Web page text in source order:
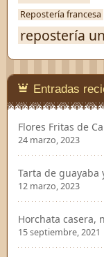
Repostería francesa
repostería
Entradas
Flores Fritas de
24 marzo, 2023
Tarta de guayaba
12 marzo, 2023
Horchata casera,
15 septiembre, 2021